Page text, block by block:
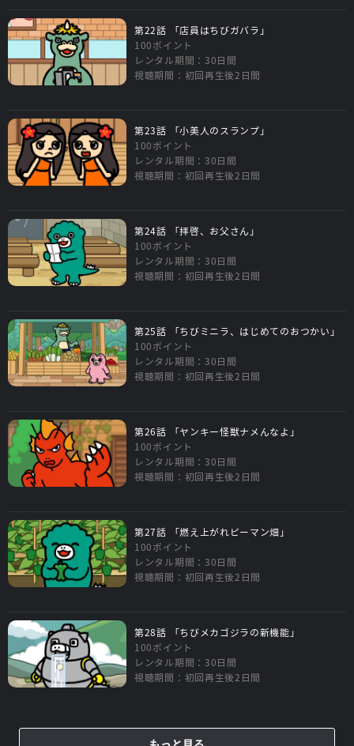
第22話 「店員はちびガバラ」
100ポイント
レンタル期間：30日間
視聴期間：初回再生後2日間
第23話 「小美人のスランプ」
100ポイント
レンタル期間：30日間
視聴期間：初回再生後2日間
第24話 「拝啓、お父さん」
100ポイント
レンタル期間：30日間
視聴期間：初回再生後2日間
第25話 「ちびミニラ、はじめてのおつかい」
100ポイント
レンタル期間：30日間
視聴期間：初回再生後2日間
第26話 「ヤンキー怪獣ナメんなよ」
100ポイント
レンタル期間：30日間
視聴期間：初回再生後2日間
第27話 「燃え上がれピーマン畑」
100ポイント
レンタル期間：30日間
視聴期間：初回再生後2日間
第28話 「ちびメカゴジラの新機能」
100ポイント
レンタル期間：30日間
視聴期間：初回再生後2日間